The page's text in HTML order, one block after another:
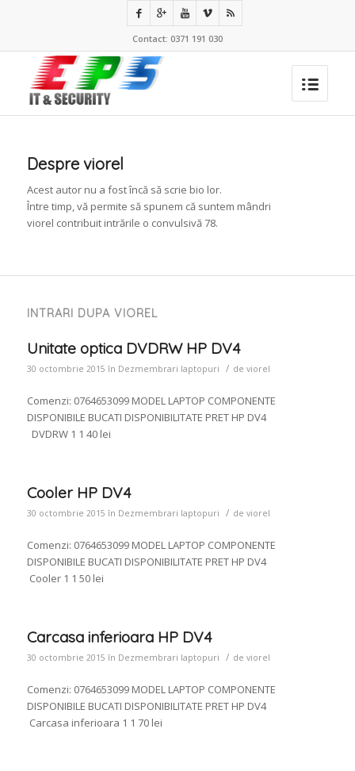
Contact: 0371 191 030
Despre viorel
Acest autor nu a fost încă să scrie bio lor.
Între timp, vă permite să spunem că suntem mândri
viorel contribuit intrările o convulsivă 78.
INTRARI DUPA VIOREL
Unitate optica DVDRW HP DV4
30 octombrie 2015 în Dezmembrari laptopuri / de viorel
Comenzi: 0764653099 MODEL LAPTOP COMPONENTE
DISPONIBILE BUCATI DISPONIBILITATE PRET HP DV4
DVDRW 1 1 40 lei
Cooler HP DV4
30 octombrie 2015 în Dezmembrari laptopuri / de viorel
Comenzi: 0764653099 MODEL LAPTOP COMPONENTE
DISPONIBILE BUCATI DISPONIBILITATE PRET HP DV4
Cooler 1 1 50 lei
Carcasa inferioara HP DV4
30 octombrie 2015 în Dezmembrari laptopuri / de viorel
Comenzi: 0764653099 MODEL LAPTOP COMPONENTE
DISPONIBILE BUCATI DISPONIBILITATE PRET HP DV4
Carcasa inferioara 1 1 70 lei